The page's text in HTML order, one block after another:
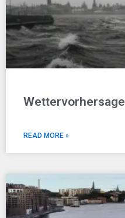
Wettervorhersage
READ MORE »